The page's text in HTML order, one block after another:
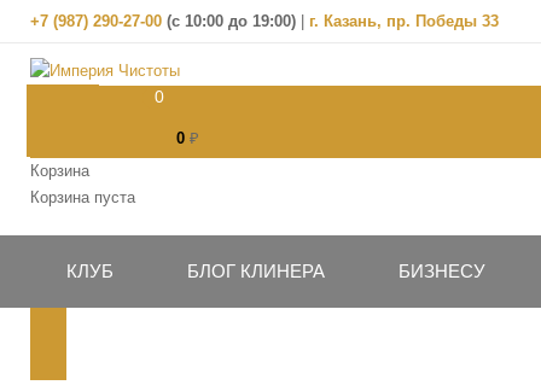
+7 (987) 290-27-00 (с 10:00 до 19:00) г. Казань, пр. Победы 33
0
0 ₽
Корзина
Корзина пуста
КЛУБ БЛОГ КЛИНЕРА БИЗНЕСУ